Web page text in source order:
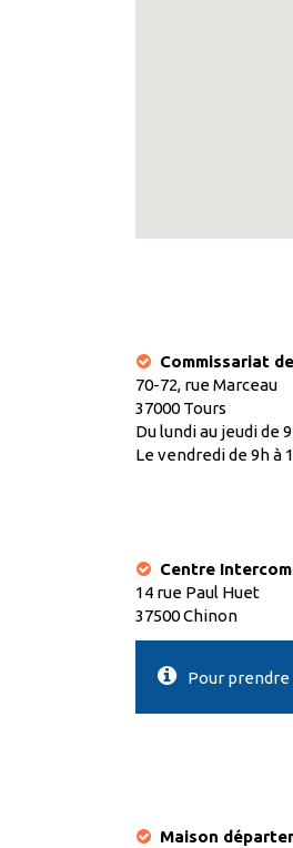
Commissariat
70-72, rue Marceau
37000 Tours
Du lundi au jeudi de
Le vendredi de 9h à
Centre
14 rue Paul Huet
37500 Chinon
Pour prendre
Maison